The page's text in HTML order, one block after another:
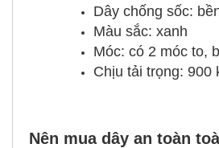
Dây chống sốc:
Màu sắc: xanh
Móc: có 2 móc to,
Chịu tải trọng: 900
Nên mua dây an toàn